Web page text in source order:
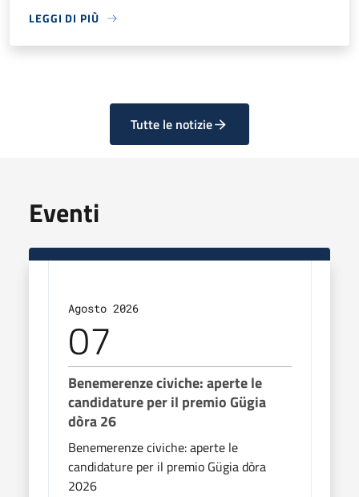
LEGGI DI PIÙ
Tutte le notizie
Eventi
Agosto 2026
07
Benemerenze civiche: aperte le
candidature per il premio Gügia
dòra 26
Benemerenze civiche: aperte le
candidature per il premio Gügia dòra
2026